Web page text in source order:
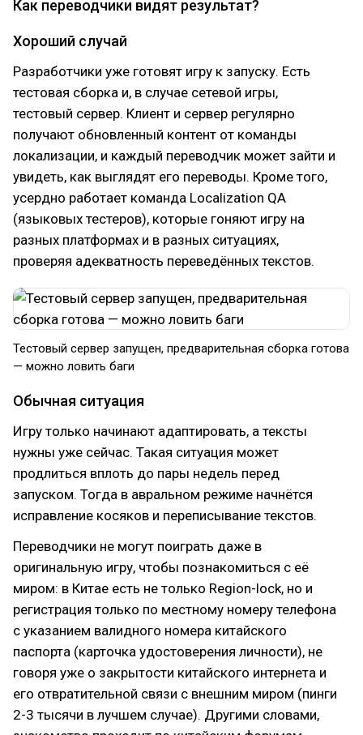
Как переводчики видят результат?
Хороший случай
Разработчики уже готовят игру к запуску. Есть
тестовая сборка и, в случае сетевой игры,
тестовый сервер. Клиент и сервер регулярно
получают обновленный контент от команды
локализации, и каждый переводчик может зайти и
увидеть, как выглядят его переводы. Кроме того,
усердно работает команда Localization QA
(языковых тестеров), которые гоняют игру на
разных платформах и в разных ситуациях,
проверяя адекватность переведённых текстов.
Тестовый сервер запущен, предварительная сборка готова
— можно ловить баги
Обычная ситуация
Игру только начинают адаптировать, а тексты
нужны уже сейчас. Такая ситуация может
продлиться вплоть до пары недель перед
запуском. Тогда в авральном режиме начнётся
исправление косяков и переписывание текстов.
Переводчики не могут поиграть даже в
оригинальную игру, чтобы познакомиться с её
миром: в Китае есть не только Region-lock, но и
регистрация только по местному номеру телефона
с указанием валидного номера китайского
паспорта (карточка удостоверения личности), не
говоря уже о закрытости китайского интернета и
его отвратительной связи с внешним миром (пинги
2-3 тысячи в лучшем случае). Другими словами,